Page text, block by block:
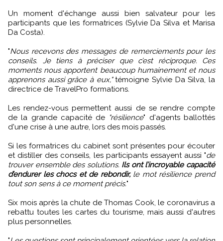
Un moment d'échange aussi bien salvateur pour les
participants que les formatrices (Sylvie Da Silva et Marisa
Da Costa).
"Nous recevons des messages de remerciements pour les
conseils. Je tiens à préciser que c’est réciproque. Ces
moments nous apportent beaucoup humainement et nous
apprenons aussi grâce à eux,"témoigne Sylvie Da Silva, la
directrice de TravelPro formations.
Les rendez-vous permettent aussi de se rendre compte
de la grande capacité de "résilience" d'agents ballottés
d'une crise à une autre, lors des mois passés.
Si les formatrices du cabinet sont présentes pour écouter
et distiller des conseils, les participants essayent aussi "de
trouver ensemble des solutions. Ils ont l’incroyable capacité
d’endurer les chocs et de rebondir,le mot résilience prend
tout son sens à ce moment précis."
Six mois après la chute de Thomas Cook, le coronavirus a
rebattu toutes les cartes du tourisme, mais aussi d'autres
plus personnelles.